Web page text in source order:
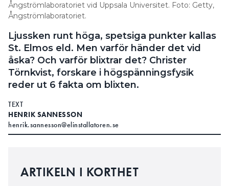
SEARCH
Ångströmlaboratoriet vid Uppsala Universitet. Foto: Getty,
Ångströmlaboratoriet.
Ljussken runt höga, spetsiga punkter kallas
St. Elmos eld. Men varför händer det vid
åska? Och varför blixtrar det? Christer
Törnkvist, forskare i högspänningsfysik
reder ut 6 fakta om blixten.
TEXT
HENRIK SANNESSON
henrik.sannesson@elinstallatoren.se
ARTIKELN I KORTHET